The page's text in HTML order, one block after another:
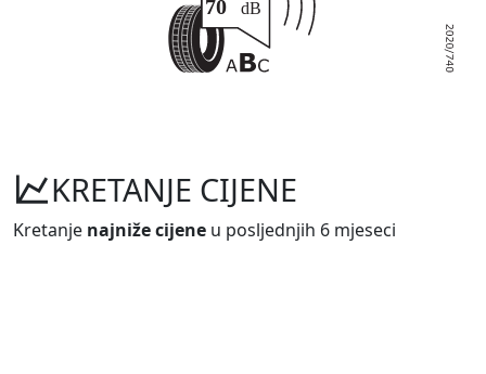
KRETANJE CIJENE
Kretanje najniže cijene u posljednjih 6 mjeseci